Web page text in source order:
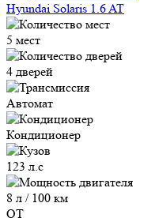
Hyundai Solaris 1.6 AT
5 мест
4 дверей
Автомат
Кондиционер
123 л.с
8 л / 100 км
ОТ